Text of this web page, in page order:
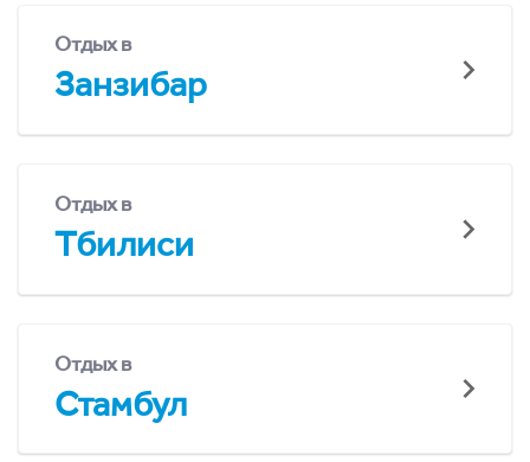
Отдых в
Занзибар
Отдых в
Тбилиси
Отдых в
Стамбул